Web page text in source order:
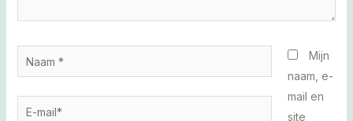
Naam
*
E-
Mijn
naam, e-
mail en
site